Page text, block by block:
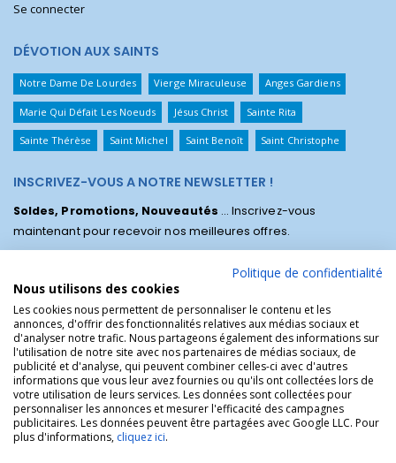
Se connecter
DÉVOTION AUX SAINTS
Notre Dame De Lourdes Vierge Miraculeuse Anges Gardiens
Marie Qui Défait Les Noeuds Jésus Christ Sainte Rita
Sainte Thérèse Saint Michel Saint Benoît Saint Christophe
INSCRIVEZ-VOUS A NOTRE NEWSLETTER !
Soldes, Promotions, Nouveautés ... Inscrivez-vous
maintenant pour recevoir nos meilleures offres.
La Boutique des Chrétiens © | La boutique religieuse chrétienne de
référence !.
Politique de confidentialité
Nous utilisons des cookies
Les cookies nous permettent de personnaliser le contenu et les
annonces, d'offrir des fonctionnalités relatives aux médias sociaux et
d'analyser notre trafic. Nous partageons également des informations sur
l'utilisation de notre site avec nos partenaires de médias sociaux, de
publicité et d'analyse, qui peuvent combiner celles-ci avec d'autres
informations que vous leur avez fournies ou qu'ils ont collectées lors de
votre utilisation de leurs services. Les données sont collectées pour
personnaliser les annonces et mesurer l'efficacité des campagnes
publicitaires. Les données peuvent être partagées avec Google LLC. Pour
plus d'informations, cliquez ici.